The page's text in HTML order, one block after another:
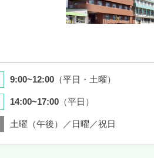
9:00~12:00 （平日・土曜）
14:00~17:00 （平日）
土曜（午後）／日曜／祝日